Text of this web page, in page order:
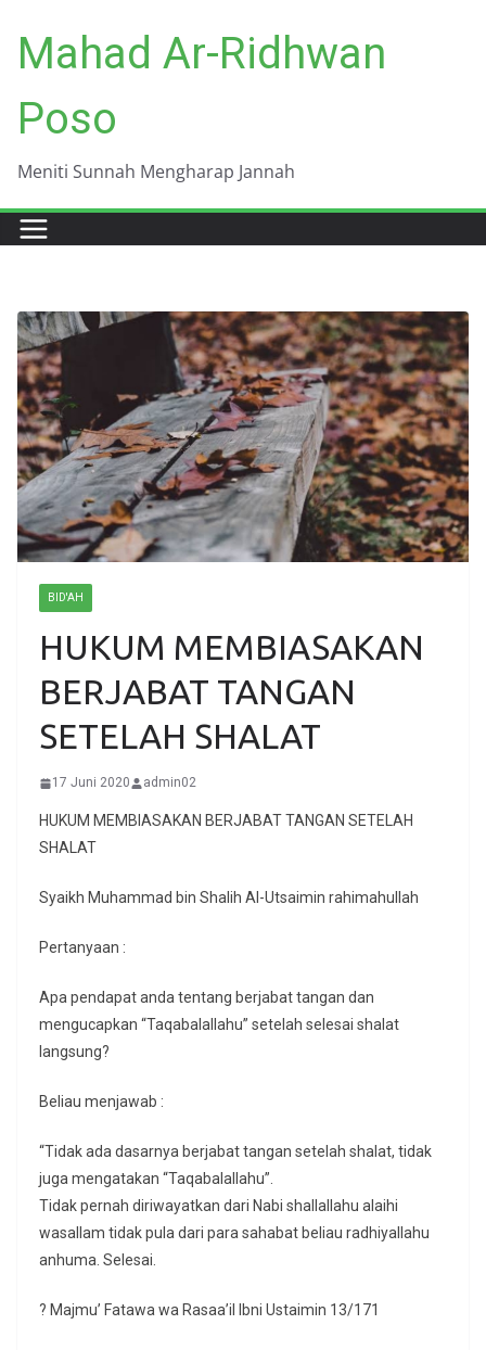
content
Mahad Ar-Ridhwan
Poso
Meniti Sunnah Mengharap Jannah
BID'AH
HUKUM MEMBIASAKAN
BERJABAT TANGAN
SETELAH SHALAT
17 Juni 2020 admin02
HUKUM MEMBIASAKAN BERJABAT TANGAN SETELAH
SHALAT
Syaikh Muhammad bin Shalih Al-Utsaimin rahimahullah
Pertanyaan :
Apa pendapat anda tentang berjabat tangan dan
mengucapkan “Taqabalallahu” setelah selesai shalat
langsung?
Beliau menjawab :
“Tidak ada dasarnya berjabat tangan setelah shalat, tidak
juga mengatakan “Taqabalallahu”.
Tidak pernah diriwayatkan dari Nabi shallallahu alaihi
wasallam tidak pula dari para sahabat beliau radhiyallahu
anhuma. Selesai.
? Majmu’ Fatawa wa Rasaa’il Ibni Ustaimin 13/171